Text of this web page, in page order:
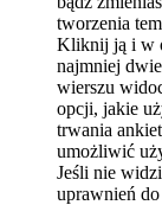
tworzenia
Kliknij ją i w
najmniej
wierszu
opcji, jakie
trwania
umożliwić
Jeśli nie
uprawnień